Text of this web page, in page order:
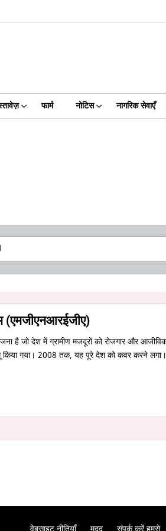
फार्म नोटिस नागरिक सेवाएँ
(एमजीएनआरईजीए)
है जो देश में ग्रामीण मजदूरों को रोजगार और
गया। 2008 तक, यह पूरे देश को कवर करने